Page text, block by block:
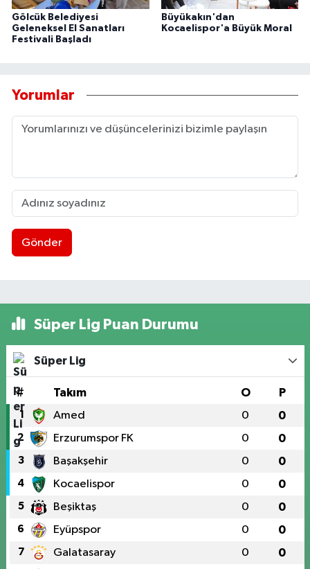
Gölcük Belediyesi
Geleneksel El Sanatları
Festivali Başladı
Büyükakın'dan
Kocaelispor'a Büyük Moral
Yorumlar
Gönder
Süper Lig Puan Durumu
Süper Lig
# Takım O P
1 Amed 0 0
2 Erzurumspor FK 0 0
3 Başakşehir 0 0
4 Kocaelispor 0 0
5 Beşiktaş 0 0
6 Eyüpspor 0 0
7 Galatasaray 0 0